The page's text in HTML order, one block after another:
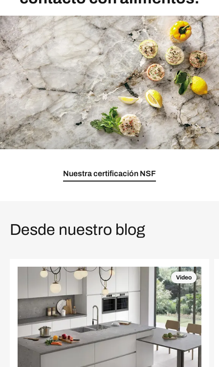
Nuestra certificación NSF
Desde nuestro blog
Video